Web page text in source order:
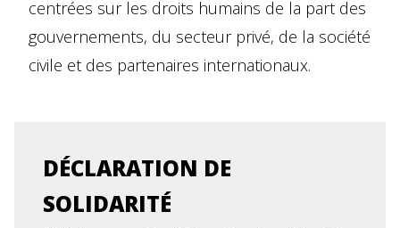
centrées sur les droits humains de la part des
gouvernements, du secteur privé, de la société
civile et des partenaires internationaux.
DÉCLARATION DE
SOLIDARITÉ